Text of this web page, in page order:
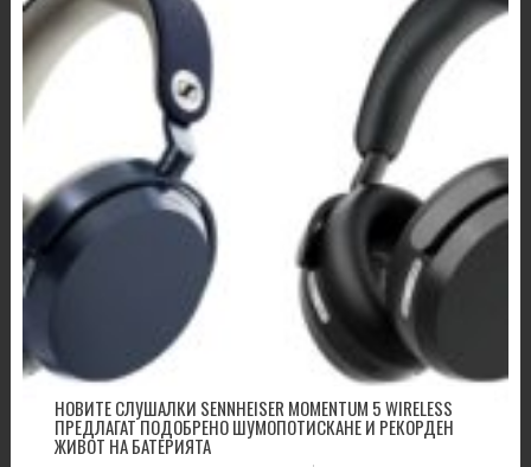
НОВИТЕ СЛУШАЛКИ SENNHEISER MOMENTUM 5 WIRELESS
ПРЕДЛАГАТ ПОДОБРЕНО ШУМОПОТИСКАНЕ И РЕКОРДЕН
ЖИВОТ НА БАТЕРИЯТА